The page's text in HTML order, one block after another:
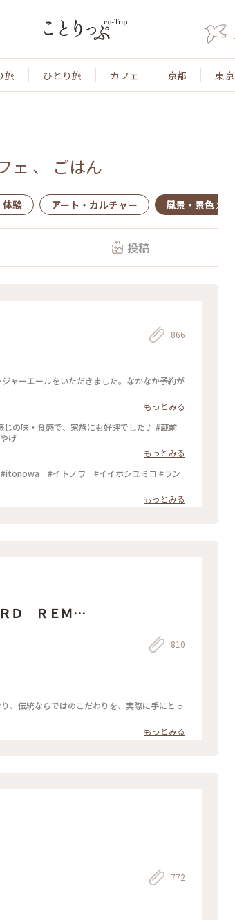
旅 ひとり旅 カフェ 京都 東京
ェ 、 ごはん
体験 アート・カルチャー 風景・景色
投稿
866
ャーエールをいただきました。なかなか予約が
もっとみる
じの味・食感で、家族にも好評でした♪ #蔵前
げ
もっとみる
もっとみる
Ｄ ＲＥＭＥ
810
、伝統ならではのこだわりを、実際に手にとっ
もっとみる
772